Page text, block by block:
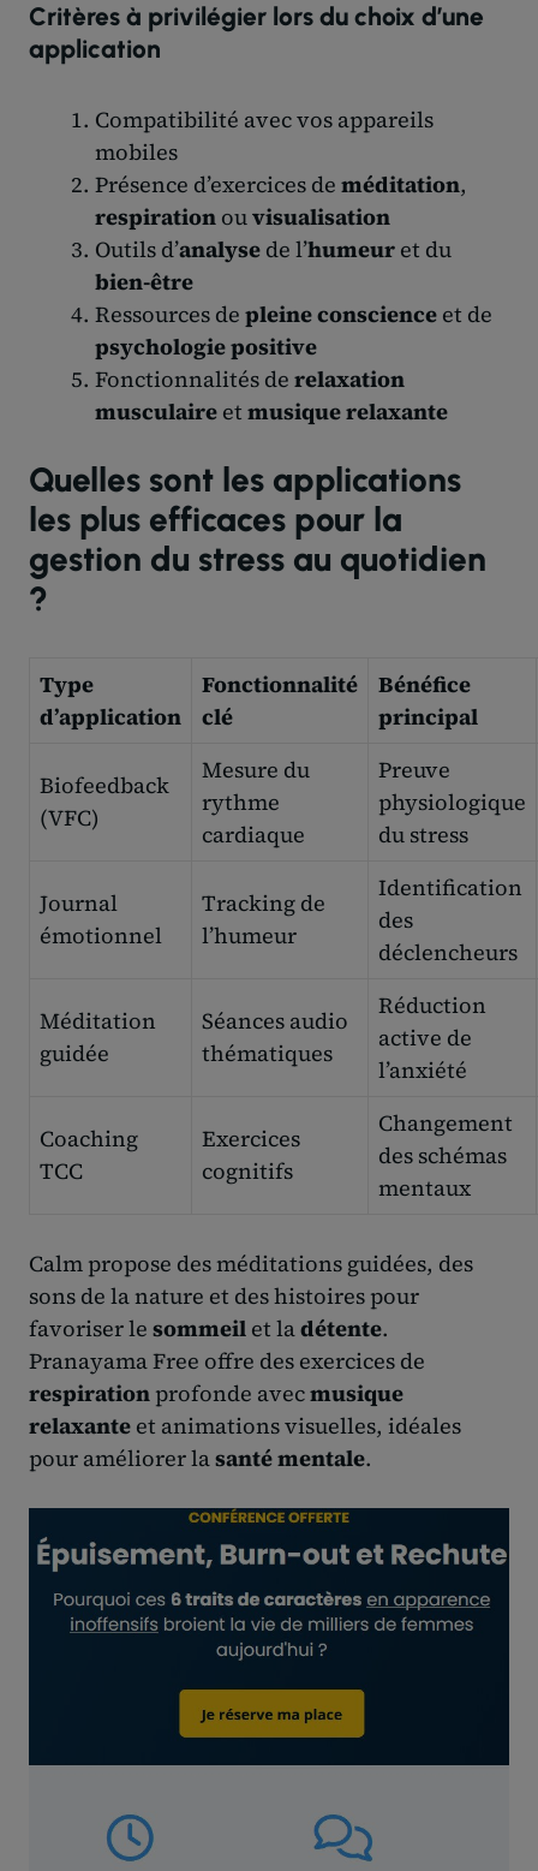
Critères à privilégier lors du choix d’une
application
Compatibilité avec vos appareils
mobiles
Présence d’exercices de méditation,
respirationouvisualisation
Outils d’analysede l’humeuret du
bien-être
Ressources de pleine conscienceet de
psychologie positive
Fonctionnalités de relaxation
musculaireet musique relaxante
Quelles sont les applications
les plus efficaces pour la
gestion du stress au quotidien
?
Type
d’application
Fonctionnalité
clé
Bénéfice
principal
Biofeedback
(VFC)
Mesure du
rythme
cardiaque
Preuve
physiologique
du stress
Journal
émotionnel
Tracking de
l’humeur
Identification
des
déclencheurs
Méditation
guidée
Séances audio
thématiques
Réduction
active de
l’anxiété
Coaching
TCC
Exercices
cognitifs
Changement
des schémas
mentaux
Calm propose des méditations guidées, des
sons de la nature et des histoires pour
favoriser le sommeil et ladétente.
Pranayama Free offre des exercices de
respiration profonde avecmusique
relaxante et animations visuelles, idéales
pour améliorer lasanté mentale.